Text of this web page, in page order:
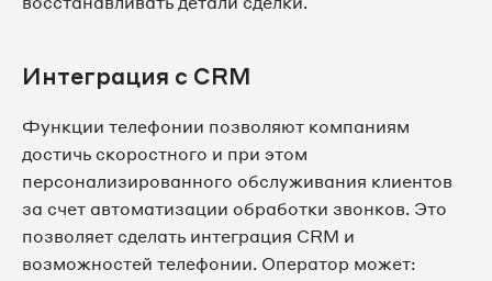
Интеграция с CRM
Функции телефонии позволяют компаниям
достичь скоростного и при этом
персонализированного обслуживания клиентов
за счет автоматизации обработки звонков. Это
позволяет сделать интеграция CRM и
возможностей телефонии. Оператор может: